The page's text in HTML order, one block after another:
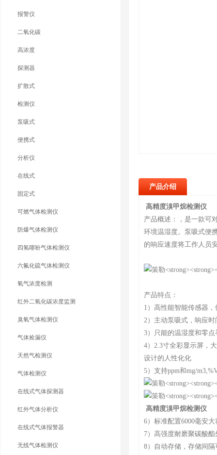
报警仪
二氧化碳
高浓度
探测器
扩散式
检测仪
泵吸式
便携式
分析仪
在线式
固定式
可燃气体检测仪
防爆气体检测仪
四氢噻吩气体检测仪
六氟化硫气体检测仪
氧气浓度检测
红外二氧化碳浓度监测
臭氧气体检测仪
气体捡漏仪
天然气检测仪
气体检测仪
在线式气体探测器
红外气体分析仪
在线式气体报警器
无线气体检测仪
产品介绍
高精度溴甲烷检测仪
产品概述：，是一款可
环境温湿度。泵吸式便
的响应速度将工作人员
产品特点：
1）高性能智能传感器
2）主动泵吸式，响应
3）只能的温湿度和零
4）2.3寸全彩显示屏，
设计的人性化化
5）支持ppm和mg/
高精度溴甲烷检测仪
6）标准配置6000毫安
7）高强度耐磨聚碳酸
8）自动存储，存储间